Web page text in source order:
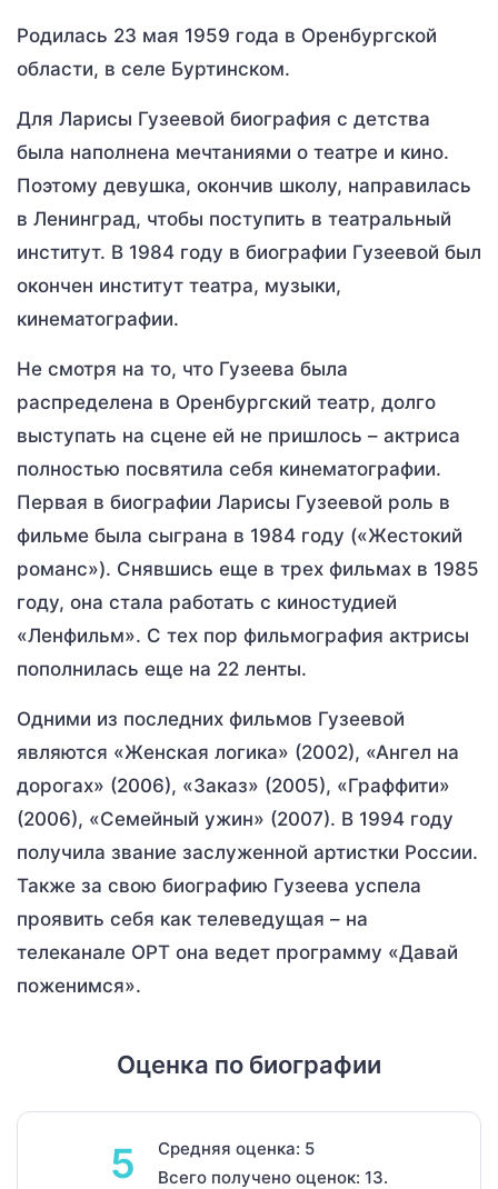
Родилась 23 мая 1959 года в Оренбургской
области, в селе Буртинском.
Для Ларисы Гузеевой биография с детства
была наполнена мечтаниями о театре и кино.
Поэтому девушка, окончив школу, направилась
в Ленинград, чтобы поступить в театральный
институт. В 1984 году в биографии Гузеевой был
окончен институт театра, музыки,
кинематографии.
Не смотря на то, что Гузеева была
распределена в Оренбургский театр, долго
выступать на сцене ей не пришлось – актриса
полностью посвятила себя кинематографии.
Первая в биографии Ларисы Гузеевой роль в
фильме была сыграна в 1984 году («Жестокий
романс»). Снявшись еще в трех фильмах в 1985
году, она стала работать с киностудией
«Ленфильм». С тех пор фильмография актрисы
пополнилась еще на 22 ленты.
Одними из последних фильмов Гузеевой
являются «Женская логика» (2002), «Ангел на
дорогах» (2006), «Заказ» (2005), «Граффити»
(2006), «Семейный ужин» (2007). В 1994 году
получила звание заслуженной артистки России.
Также за свою биографию Гузеева успела
проявить себя как телеведущая – на
телеканале ОРТ она ведет программу «Давай
поженимся».
Оценка по биографии
5
Средняя оценка: 5
Всего получено оценок: 13.